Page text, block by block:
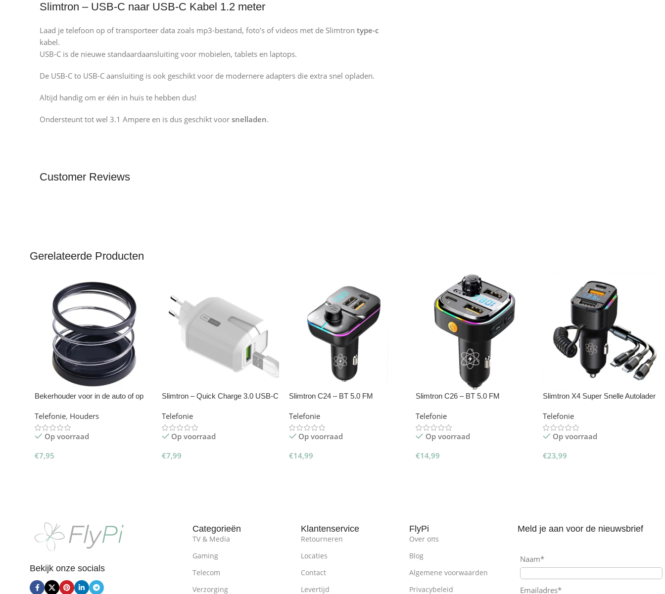
Slimtron – USB-C naar USB-C Kabel 1.2 meter
Laad je telefoon op of transporteer data zoals mp3-bestand, foto’s of videos met de Slimtron type-c
kabel.
USB-C is de nieuwe standaardaansluiting voor mobielen, tablets en laptops.
De USB-C to USB-C aansluiting is ook geschikt voor de modernere adapters die extra snel opladen.
Altijd handig om er één in huis te hebben dus!
Ondersteunt tot wel 3.1 Ampere en is dus geschikt voor snelladen.
Customer Reviews
Gerelateerde Producten
Bekerhouder voor in de auto of op
Telefonie, Houders
Op voorraad
€7,95
Slimtron – Quick Charge 3.0 USB-C
Telefonie
Op voorraad
€7,99
Slimtron C24 – BT 5.0 FM
Telefonie
Op voorraad
€14,99
Slimtron C26 – BT 5.0 FM
Telefonie
Op voorraad
€14,99
Slimtron X4 Super Snelle Autolader
laadkabels – Dual USB & USB-C
poort
Telefonie
Op voorraad
€23,99
Bekijk onze socials
Categorieën
TV & Media
Gaming
Telecom
Verzorging
Klantenservice
Retourneren
Locaties
Contact
Levertijd
FlyPi
Over oπs
Blog
Algemene voorwaarden
Privacybeleid
Meld je aan voor de nieuwsbrief
Naam*
Emailadres*